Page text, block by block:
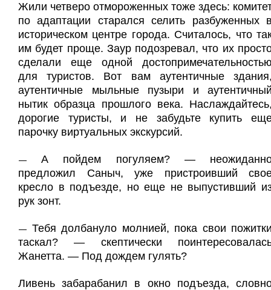
Жили четверо отмороженных тоже здесь:
по адаптации старался селить разбуженных
историческом центре города. Считалось, что
им будет проще. Заур подозревал, что их
сделали еще одной
для туристов. Вот вам аутентичные
аутентичные мыльные пузыри и
нытик образца прошлого века.
дорогие туристы, и не забудьте купить
парочку виртуальных экскурсий.
—А пойдем погуляем? —
предложил Саныч, уже пристроивший
кресло в подъезде, но еще не выпустивший
рук зонт.
— Тебя долбануло молнией, пока свои
таскал? — скептически
Жанетта. — Под дождем гулять?
Ливень забарабанил в окно подъезда,